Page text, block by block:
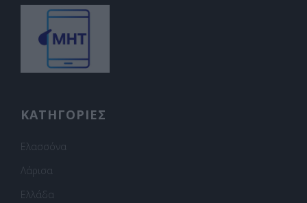
ΚΑΤΗΓΟΡΙΕΣ
Ελασσόνα
Λάρισα
Ελλάδα